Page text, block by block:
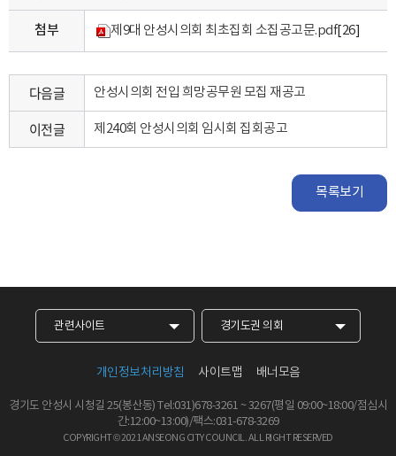
첨부 제9대 안성시의회 최초집회 소집공고문.pdf[26]
다음글 안성시의회 전입 희망공무원 모집 재공고
이전글 제240회 안성시의회 임시회 집회공고
목록보기
관련사이트 경기도권 의회
개인정보처리방침 사이트맵 배너모음
경기도 안성시 시청길 25(봉산동) Tel:031)678-3261 ~ 3267(평일 09:00~18:00/점심시
간:12:00~13:00)/팩스:031-678-3269
COPYRIGHT © 2021 ANSEONG CITY COUNCIL.ALL RIGHT RESERVED